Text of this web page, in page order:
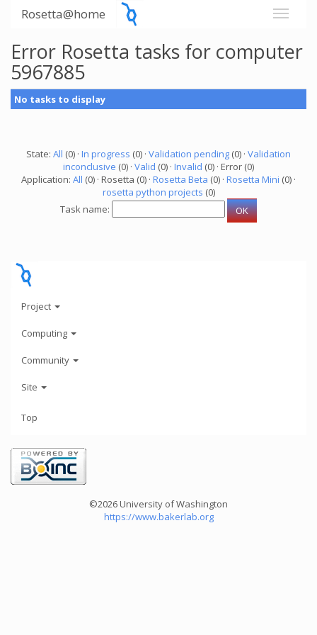
Rosetta@home
Error Rosetta tasks for computer
5967885
No tasks to display
State: All (0) · In progress (0) · Validation pending (0) · Validation
inconclusive (0) · Valid (0) · Invalid (0) · Error (0)
Application: All (0) · Rosetta (0) · Rosetta Beta (0) · Rosetta Mini (0) ·
rosetta python projects (0)
Task name:
Project
Computing
Community
Site
Top
©2026 University of Washington
https://www.bakerlab.org